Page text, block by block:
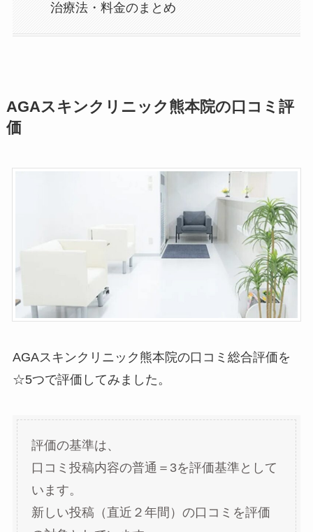
治療法・料金のまとめ
AGAスキンクリニック熊本院の口コミ評
価
AGAスキンクリニック熊本院の口コミ総合評価を
☆5つで評価してみました。
評価の基準は、
口コミ投稿内容の普通＝3を評価基準として
います。
新しい投稿（直近２年間）の口コミを評価